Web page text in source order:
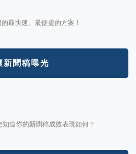
最快速、最便捷的方案！
新聞稿曝光
道你的新聞稿成效表現如何？